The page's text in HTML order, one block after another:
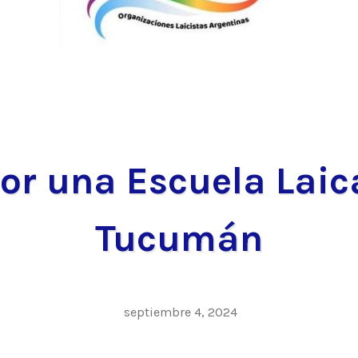
una Escuela
Tucumán
septiembre 4, 2024